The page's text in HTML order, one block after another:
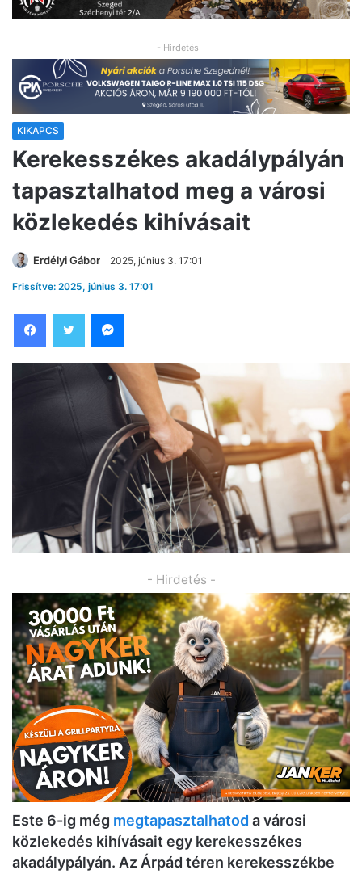
- Hirdetés -
KIKAPCS
Kerekesszékes akadálypályán
tapasztalhatod meg a városi
közlekedés kihívásait
Erdélyi Gábor 2025, június 3. 17:01
Frissítve: 2025, június 3. 17:01
- Hirdetés -
Este 6-ig még megtapasztalhatod a városi
közlekedés kihívásait egy kerekesszékes
akadálypályán. Az Árpád téren kerekesszékbe